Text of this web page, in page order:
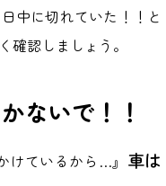
中に切れていた！！と
確認しましょう。
ないで！！
けているから…』 車は